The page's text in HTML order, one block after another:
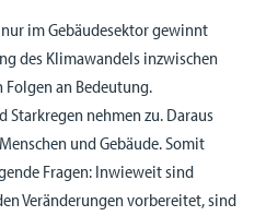
im Gebäudesektor gewinnt
des Klimawandels inzwischen
Folgen an Bedeutung.
nehmen zu. Daraus
und Gebäude. Somit
Fragen: Inwieweit sind
Veränderungen vorbereitet, sind